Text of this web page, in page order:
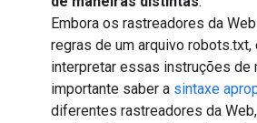
Embora os rastreadores da
regras de um arquivo
interpretar essas instruções de
importante saber a sintaxe
diferentes rastreadores da